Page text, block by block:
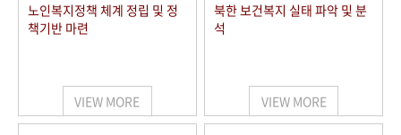
노인복지정책 체계 정립 및 정
책기반 마련
VIEW MORE
북한 보건복지 실태 파악 및 분
석
VIEW MORE